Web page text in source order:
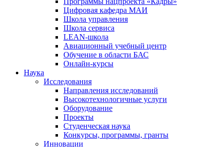
Цифровая кафедра МАИ
Школа управления
Школа сервиса
LEAN-школа
Авиационный учебный центр
Обучение в области БАС
Онлайн-курсы
Наука
Исследования
Направления исследований
Высокотехнологичные услуги
Оборудование
Проекты
Студенческая наука
Конкурсы, программы, гранты
Инновации